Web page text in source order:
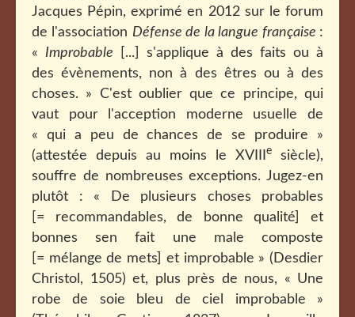
Jacques Pépin, exprimé en 2012 sur le forum
de l'association Défense de la langue française :
« Improbable [...] s'applique à des faits ou à
des évènements, non à des êtres ou à des
choses. » C'est oublier que ce principe, qui
vaut pour l'acception moderne usuelle de
« qui a peu de chances de se produire »
(attestée depuis au moins le XVIII
e
siècle),
souffre de nombreuses exceptions. Jugez-en
plutôt : « De plusieurs choses probables
[= recommandables, de bonne qualité] et
bonnes sen fait une male composte
[= mélange de mets] et improbable » (Desdier
Christol, 1505) et, plus près de nous, « Une
robe de soie bleu de ciel improbable »